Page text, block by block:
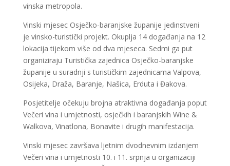
vinska metropola.
Vinski mjesec Osječko-baranjske županije jedinstveni
je vinsko-turistički projekt. Okuplja 14 događanja na 12
lokacija tijekom više od dva mjeseca. Sedmi ga put
organiziraju Turistička zajednica Osječko-baranjske
županije u suradnji s turističkim zajednicama Valpova,
Osijeka, Draža, Baranje, Našica, Erduta i Đakova.
Posjetitelje očekuju brojna atraktivna događanja poput
Večeri vina i umjetnosti, osječkih i baranjskih Wine &
Walkova, Vinatlona, Bonavite i drugih manifestacija.
Vinski mjesec završava ljetnim dvodnevnim izdanjem
Večeri vina i umjetnosti 10. i 11. srpnja u organizaciji